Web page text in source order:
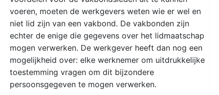
voeren, moeten de werkgevers weten wie er wel en
niet lid zijn van een vakbond. De vakbonden zijn
echter de enige die gegevens over het lidmaatschap
mogen verwerken. De werkgever heeft dan nog een
mogelijkheid over: elke werknemer om uitdrukkelijke
toestemming vragen om dit bijzondere
persoonsgegeven te mogen verwerken.